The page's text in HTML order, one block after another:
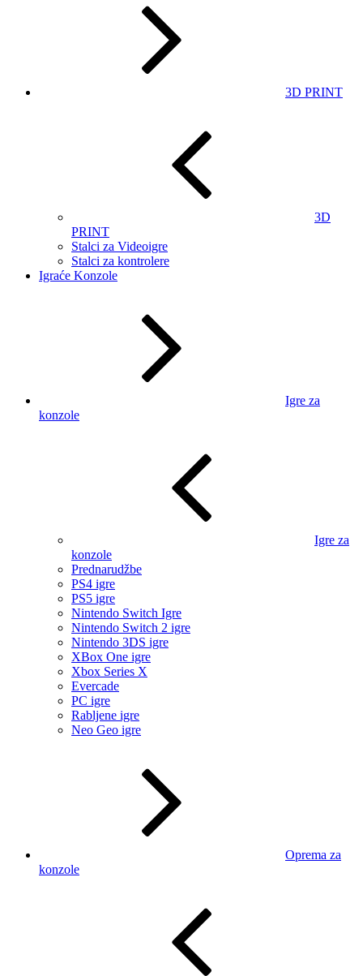
3D PRINT
3D
PRINT
Stalci za Videoigre
Stalci za kontrolere
Igraće Konzole
Igre za
konzole
Igre za
konzole
Prednarudžbe
PS4 igre
PS5 igre
Nintendo Switch Igre
Nintendo Switch 2 igre
Nintendo 3DS igre
XBox One igre
Xbox Series X
Evercade
PC igre
Rabljene igre
Neo Geo igre
Oprema za
konzole